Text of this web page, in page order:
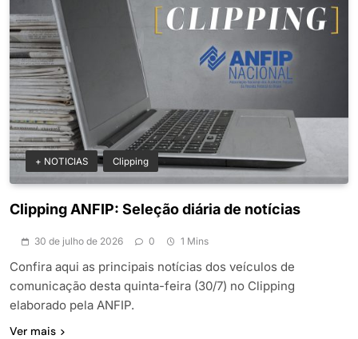
+ NOTICIAS Clipping
Clipping ANFIP: Seleção diária de notícias
30 de julho de 2026 0 1 Mins
Confira aqui as principais notícias dos veículos de
comunicação desta quinta-feira (30/7) no Clipping
elaborado pela ANFIP.
Ver mais